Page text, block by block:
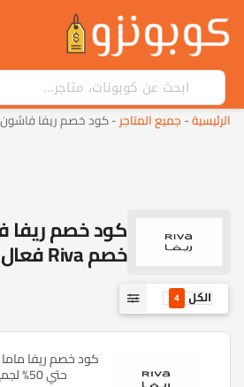
الرئيسية-جميع المتاجر-كود خصم ريفا فاشون
خصم Riva فعال لكل المنتجات
الكل 4
كود خصم ريفا
حتي 50% لجميع الازياء